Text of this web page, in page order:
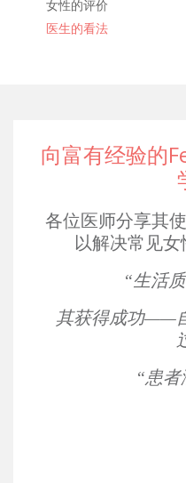
女性的评价
医生的看法
向富有经验的
各位医师分享其
以解决常见
“生活
其获得成功——
“患